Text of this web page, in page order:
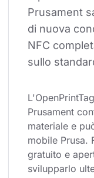
Prusament
di nuova
NFC
sullo
Prusament
materiale e
mobile Prusa.
gratuito e
svilupparlo